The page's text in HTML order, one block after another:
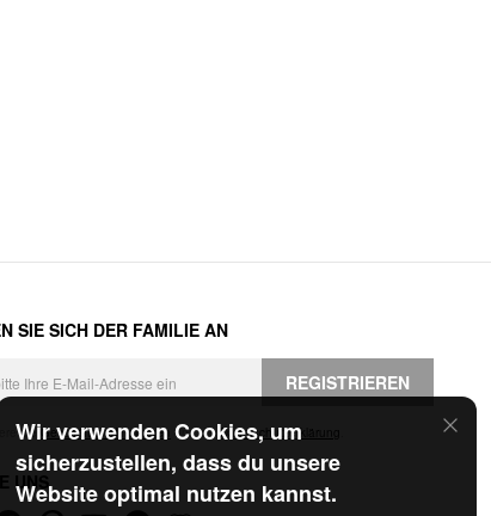
Wir verwenden Cookies, um
sicherzustellen, dass du unsere
Website optimal nutzen kannst.
SIE SICH DER FAMILIE AN
REGISTRIEREN
dieGeschäftsbedingungen und die Datenschutzerklärung
UNS